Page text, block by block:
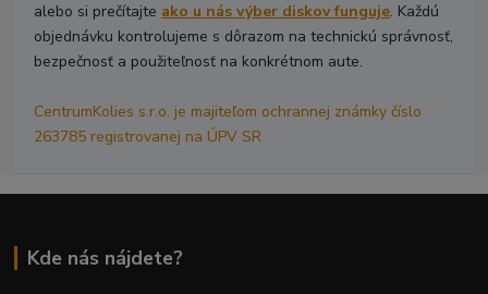
alebo si prečítajte ako u nás výber diskov funguje. Každú
objednávku kontrolujeme s dôrazom na technickú správnosť,
bezpečnosť a použiteľnosť na konkrétnom aute.
CentrumKolies s.r.o. je majiteľom ochrannej známky číslo
263785 registrovanej na ÚPV SR
Kde nás nájdete?